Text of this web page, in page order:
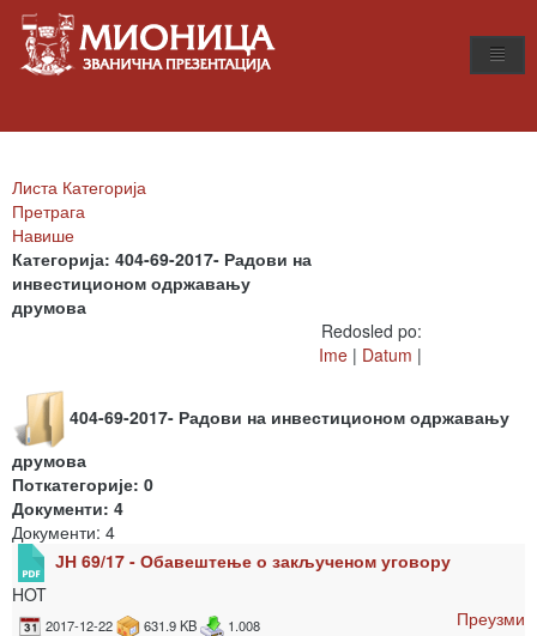
Листа Категорија
Претрага
Навише
Категорија: 404-69-2017- Радови на
инвестиционом одржавању
друмова
Redosled po:
Ime | Datum |
404-69-2017- Радови на инвестиционом одржавању
друмова
Поткатегорије: 0
Документи: 4
Документи: 4
ЈН 69/17 - Обавештење о закљученом уговору
HOT
2017-12-22 631.9 KB 1.008
Преузми